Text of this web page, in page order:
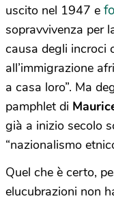
uscito nel 1947 e
sopravvivenza per
causa degli incroci
all’immigrazione
a casa loro”. Ma
pamphlet di
già a inizio secolo
“nazionalismo
Quel che è certo,
elucubrazioni non